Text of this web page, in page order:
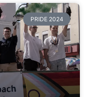
PRIDE 2024